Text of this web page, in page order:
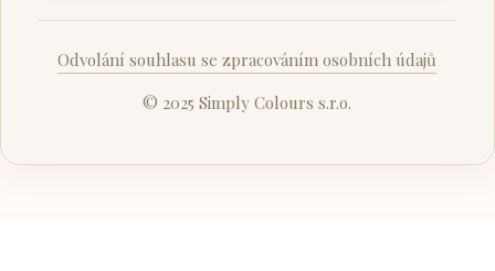
Odvolání souhlasu se zpracováním osobních údajů
© 2025 Simply Colours s.r.o.